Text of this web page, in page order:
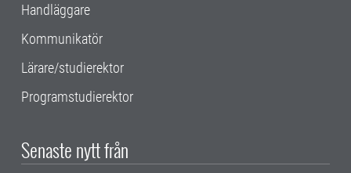
Handläggare
Kommunikatör
Lärare/studierektor
Programstudierektor
Senaste nytt från